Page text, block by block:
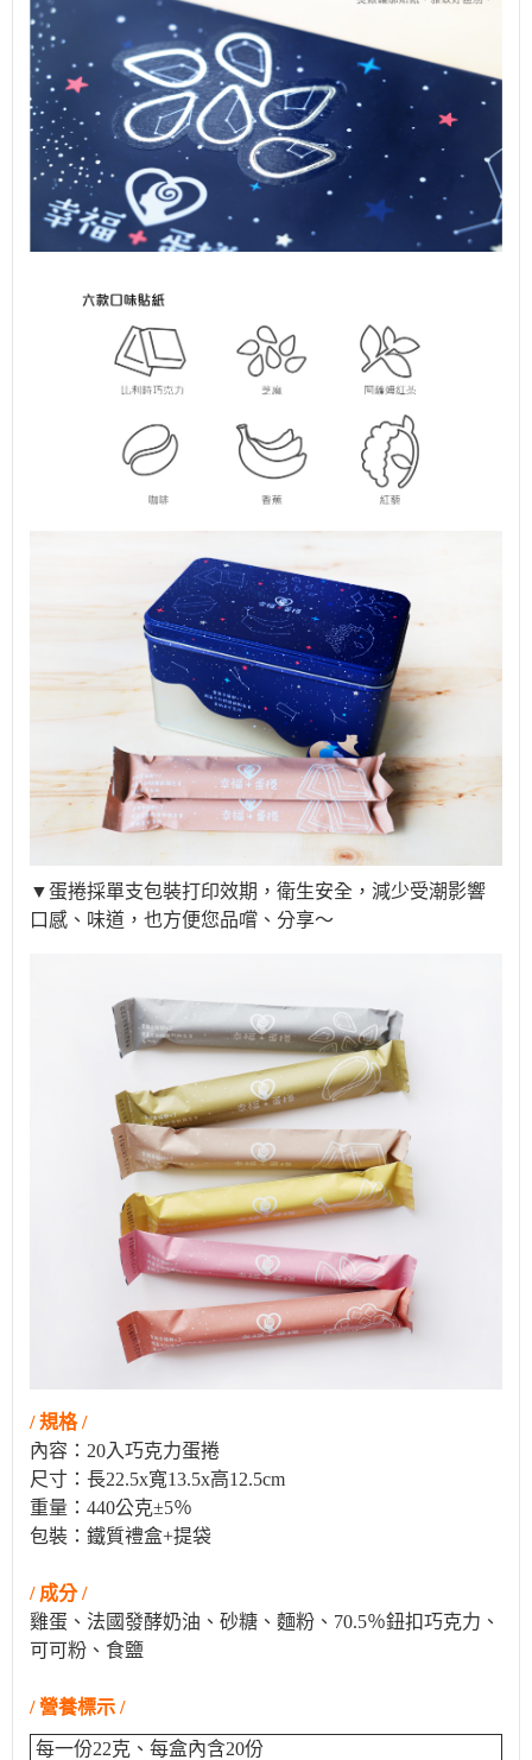
▼蛋捲採單支包裝打印效期，衛生安全，減少受潮影響
口感、味道，也方便您品嚐、分享～
/ 規格 /
內容：20入巧克力蛋捲
尺寸：長22.5x寬13.5x高12.5cm
重量：440公克±5％
包裝：鐵質禮盒+提袋
/ 成分 /
雞蛋、法國發酵奶油、砂糖、麵粉、70.5％鈕扣巧克力、
可可粉、食鹽
/ 營養標示 /
每一份22克、每盒內含20份